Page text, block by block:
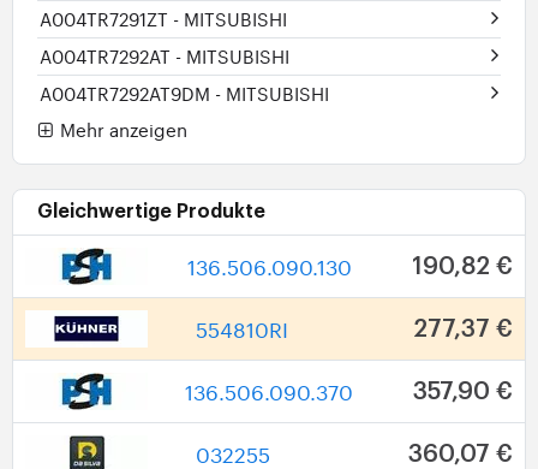
A004TR7291ZT - MITSUBISHI
A004TR7292AT - MITSUBISHI
A004TR7292AT9DM - MITSUBISHI
Mehr anzeigen
Gleichwertige Produkte
136.506.090.130 190,82 €
554810RI 277,37 €
136.506.090.370 357,90 €
032255 360,07 €